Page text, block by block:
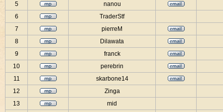
5
nanou
6
TraderStf
7
pierreM
8
Dilawata
9
franck
10
perebrin
11
skarbone14
12
Zinga
13
mid